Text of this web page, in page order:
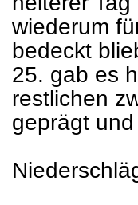
wiederum
bedeckt
25. gab es
restlichen
geprägt